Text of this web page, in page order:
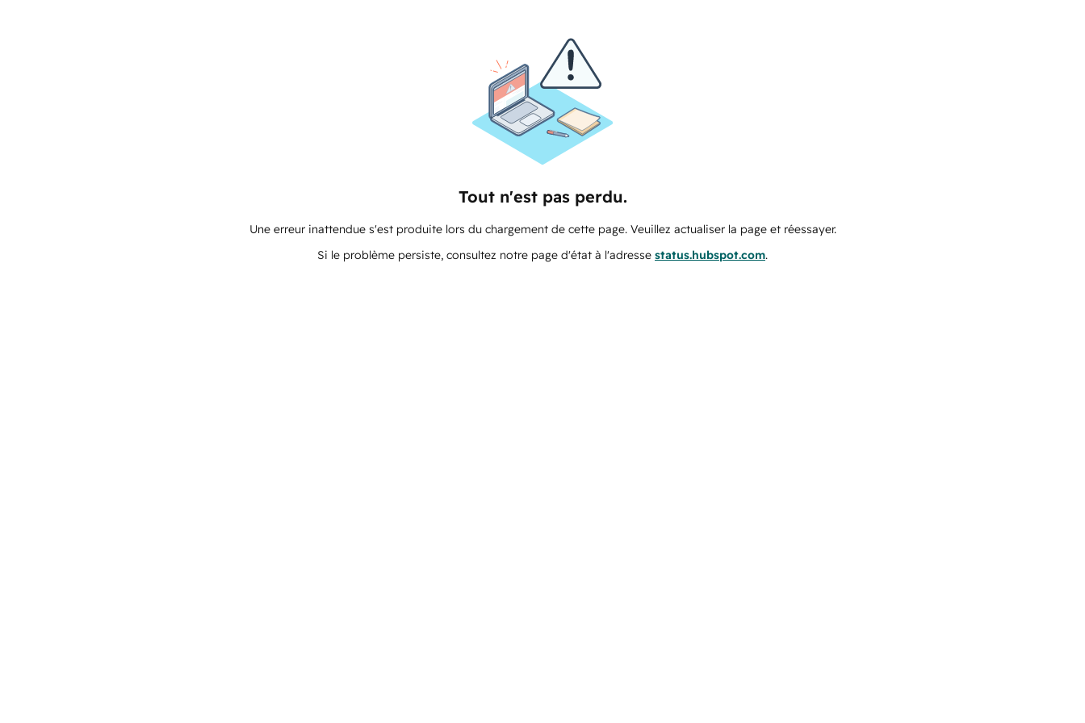
Tout n'est pas perdu.
Une erreur inattendue s'est produite lors du chargement de cette page. Veuillez actualiser la page et réessayer.
Si le problème persiste, consultez notre page d'état à l'adresse status.hubspot.com.